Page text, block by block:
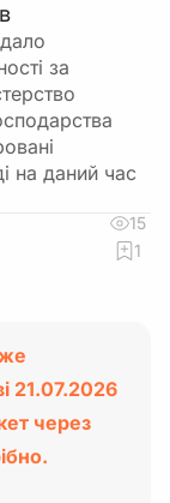
за
на даний час
15
1
21.07.2026
через